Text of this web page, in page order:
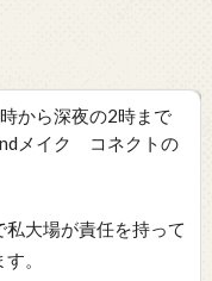
から深夜の2時まで
メイク コネクトの
大場が責任を持って
。